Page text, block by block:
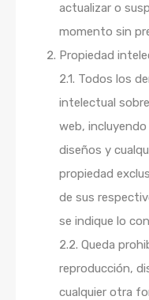
actualizar o
momento sin
Propiedad
2.1. Todos los
intelectual
web,
diseños y
propiedad
de sus
se indique lo
2.2. Queda
reproducción,
cualquier otra